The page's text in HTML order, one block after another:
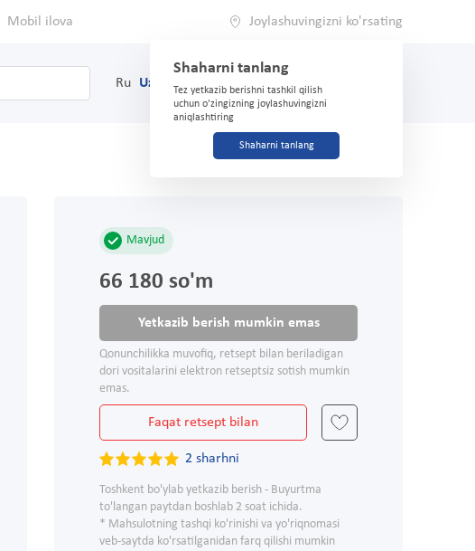
Mobil ilova Joylashuvingizni ko'rsating
Shaharni tanlang
Tez yetkazib berishni tashkil qilish
uchun o'zingizning joylashuvingizni
aniqlashtiring
Shaharni tanlang
Ru Uz (71) 200-03-03
Mavjud
66 180 so'm
Yetkazib berish mumkin emas
Qonunchilikka muvofiq, retsept bilan beriladigan
dori vositalarini elektron retseptsiz sotish mumkin
emas.
Faqat retsept bilan
2 sharhni
Toshkent bo'ylab yetkazib berish - Buyurtma
to'langan paytdan boshlab 2 soat ichida.
* Mahsulotning tashqi ko'rinishi va yo'riqnomasi
veb-saytda ko'rsatilganidan farq qilishi mumkin